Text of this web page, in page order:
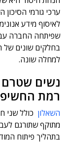
ערכי גורמי הסיכון
לאיסוף מידע
שפיתחה החברה
בחלקים שונים של
למחלה שונה.
נשים שטרם
רמת
השאלון כולל שני
מתוקף שתורגם
בתהליך פיתוח